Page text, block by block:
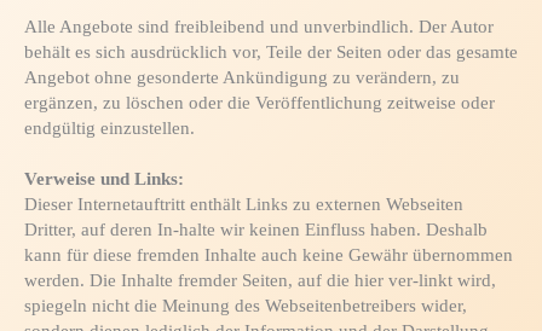
Alle Angebote sind freibleibend und unverbindlich. Der Autor
behält es sich ausdrücklich vor, Teile der Seiten oder das gesamte
Angebot ohne gesonderte Ankündigung zu verändern, zu
ergänzen, zu löschen oder die Veröffentlichung zeitweise oder
endgültig einzustellen.
Verweise und Links:
Dieser Internetauftritt enthält Links zu externen Webseiten
Dritter, auf deren In-halte wir keinen Einfluss haben. Deshalb
kann für diese fremden Inhalte auch keine Gewähr übernommen
werden. Die Inhalte fremder Seiten, auf die hier ver-linkt wird,
spiegeln nicht die Meinung des Webseitenbetreibers wider,